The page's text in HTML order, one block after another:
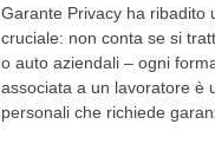
Garante Privacy ha ribadito
cruciale: non conta se si
o auto aziendali – ogni
associata a un lavoratore è
personali che richiede